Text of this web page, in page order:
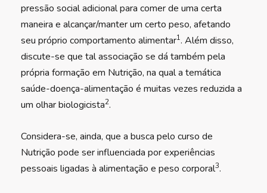
pressão social adicional para comer de uma certa
maneira e alcançar/manter um certo peso, afetando
seu próprio comportamento alimentar1. Além disso,
discute-se que tal associação se dá também pela
própria formação em Nutrição, na qual a temática
saúde-doença-alimentação é muitas vezes reduzida a
um olhar biologicista2.
Considera-se, ainda, que a busca pelo curso de
Nutrição pode ser influenciada por experiências
pessoais ligadas à alimentação e peso corporal3.